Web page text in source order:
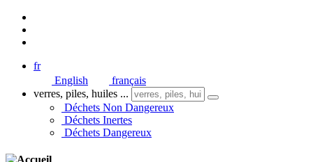
fr
English
français
verres, piles, huiles ...
Déchets Non Dangereux
Déchets Inertes
Déchets Dangereux